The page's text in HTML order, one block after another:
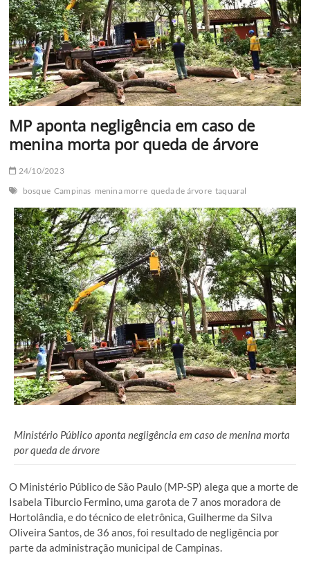
MP aponta negligência em caso de
menina morta por queda de árvore
24/10/2023
bosque Campinas menina morre queda de árvore taquaral
Ministério Público aponta negligência em caso de menina morta
por queda de árvore
O Ministério Público de São Paulo (MP-SP) alega que a morte de
Isabela Tiburcio Fermino, uma garota de 7 anos moradora de
Hortolândia, e do técnico de eletrônica, Guilherme da Silva
Oliveira Santos, de 36 anos, foi resultado de negligência por
parte da administração municipal de Campinas.